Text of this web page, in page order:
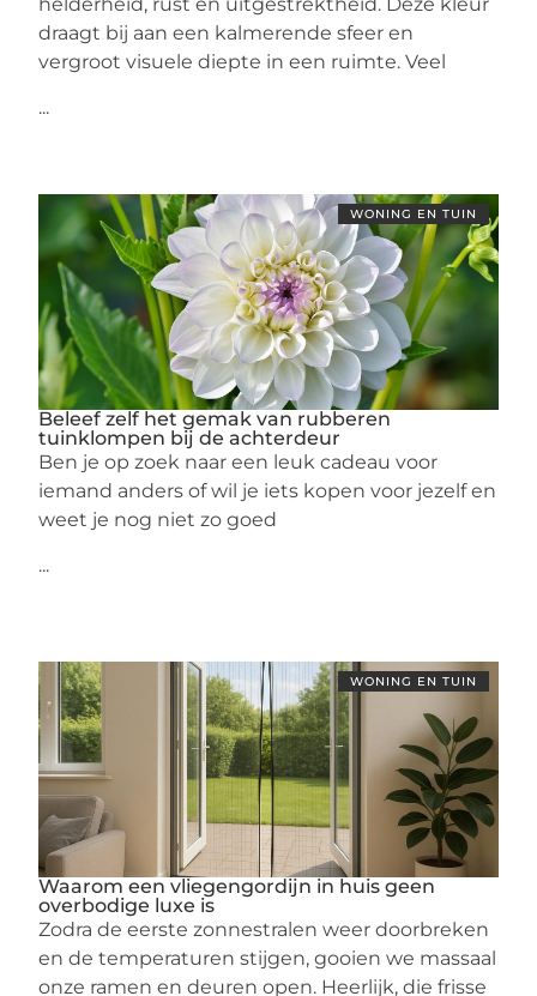
draagt bij aan een kalmerende sfeer en
vergroot visuele diepte in een ruimte. Veel
...
WONING EN TUIN
Beleef zelf het gemak van rubberen
tuinklompen bij de achterdeur
Ben je op zoek naar een leuk cadeau voor
iemand anders of wil je iets kopen voor jezelf en
weet je nog niet zo goed
...
WONING EN TUIN
Waarom een vliegengordijn in huis geen
overbodige luxe is
Zodra de eerste zonnestralen weer doorbreken
en de temperaturen stijgen, gooien we massaal
onze ramen en deuren open. Heerlijk, die frisse